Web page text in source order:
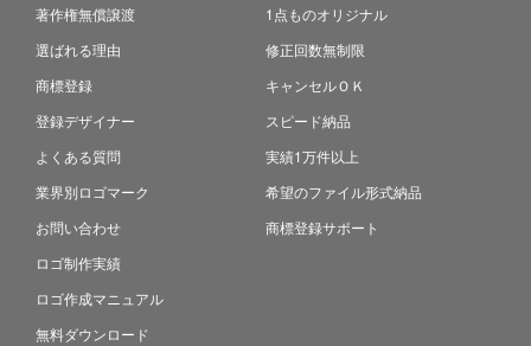
著作権無償譲渡
選ばれる理由
商標登録
登録デザイナー
よくある質問
業界別ロゴマーク
お問い合わせ
ロゴ制作実績
ロゴ作成マニュアル
無料ダウンロード
1点ものオリジナル
修正回数無制限
キャンセルＯＫ
スピード納品
実績1万件以上
希望のファイル形式納品
商標登録サポート